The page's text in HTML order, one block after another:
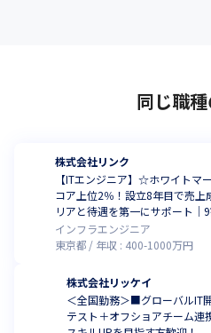
同じ職
株式会社リンク
【ITエンジニア】☆ホワイト
コア上位2％！設立8年目で売
リアと待遇を第一にサポート｜
で成長を実感！副業OK！
インフラエンジニア
東京都
年収 : 400-1000万円
株式会社リッケイ
＜全国勤務＞■グローバルIT
テスト＋オフショアチーム連